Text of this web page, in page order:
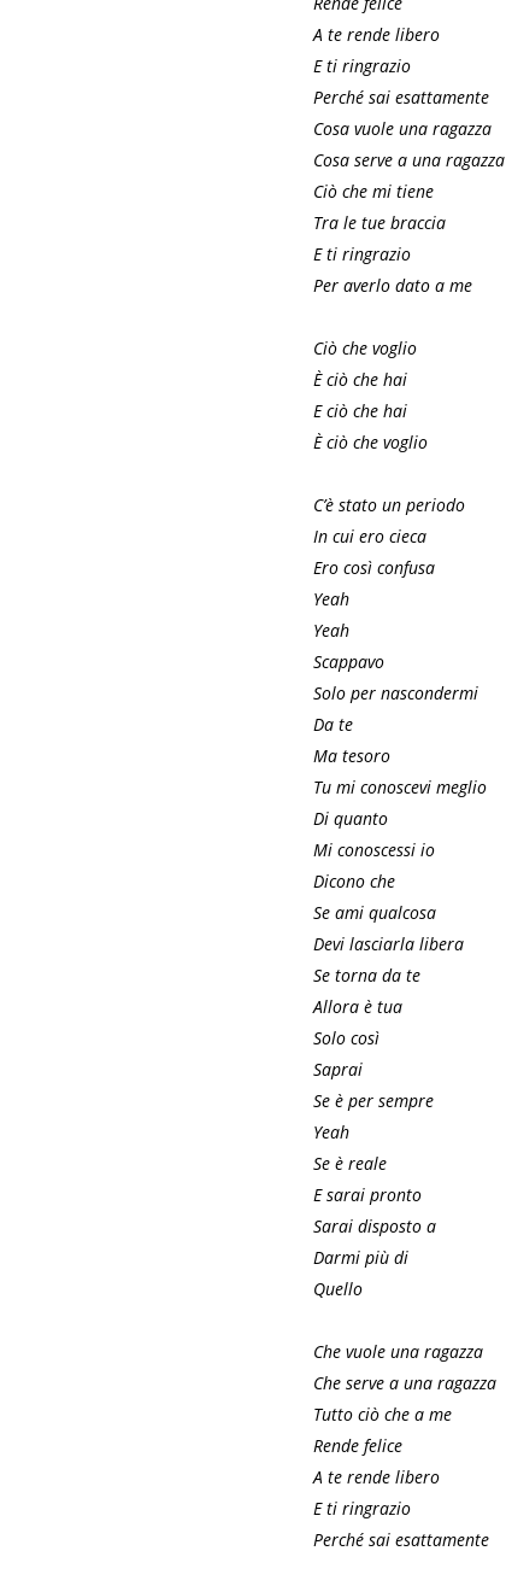
A te rende libero
E ti ringrazio
Perché sai esattamente
Cosa vuole una ragazza
Cosa serve a una ragazza
Ciò che mi tiene
Tra le tue braccia
E ti ringrazio
Per averlo dato a me
Ciò che voglio
È ciò che hai
E ciò che hai
È ciò che voglio
C’è stato un periodo
In cui ero cieca
Ero così confusa
Yeah
Yeah
Scappavo
Solo per nascondermi
Da te
Ma tesoro
Tu mi conoscevi meglio
Di quanto
Mi conoscessi io
Dicono che
Se ami qualcosa
Devi lasciarla libera
Se torna da te
Allora è tua
Solo così
Saprai
Se è per sempre
Yeah
Se è reale
E sarai pronto
Sarai disposto a
Darmi più di
Quello
Che vuole una ragazza
Che serve a una ragazza
Tutto ciò che a me
Rende felice
A te rende libero
E ti ringrazio
Perché sai esattamente